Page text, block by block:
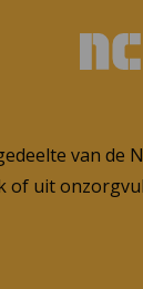
van de
of uit